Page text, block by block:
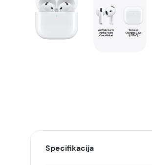
Specifikacija